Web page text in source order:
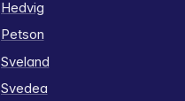
Hedvig
Petson
Sveland
Svedea